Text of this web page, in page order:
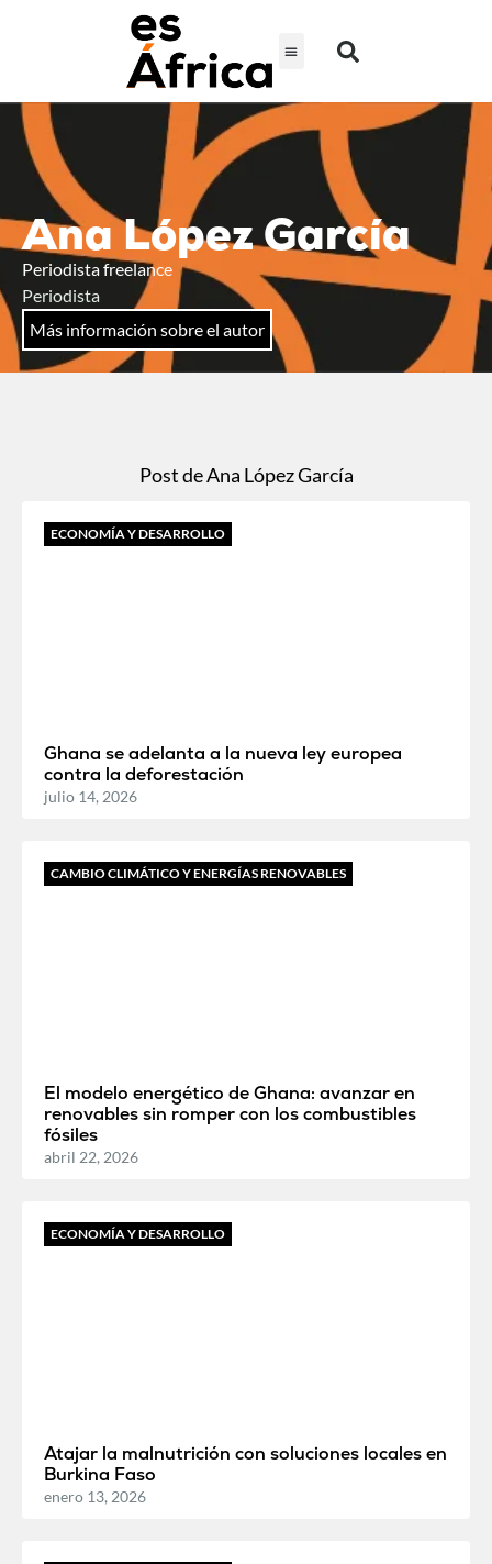
Ana López García
Periodista freelance
Periodista
Más información sobre el autor
Post de Ana López García
ECONOMÍA Y DESARROLLO
Ghana se adelanta a la nueva ley europea
contra la deforestación
julio 14, 2026
CAMBIO CLIMÁTICO Y ENERGÍAS RENOVABLES
El modelo energético de Ghana: avanzar en
renovables sin romper con los combustibles
fósiles
abril 22, 2026
ECONOMÍA Y DESARROLLO
Atajar la malnutrición con soluciones locales en
Burkina Faso
enero 13, 2026